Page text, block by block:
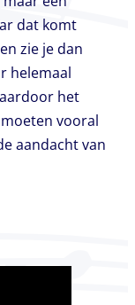
dat komt
zie je dan
helemaal
het
vooral
aandacht van